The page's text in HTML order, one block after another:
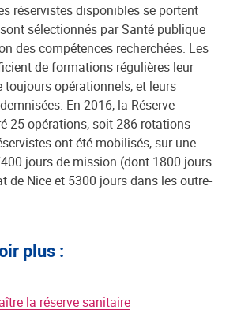
réservistes disponibles se portent
sélectionnés par Santé publique
des compétences recherchées. Les
de formations régulières leur
toujours opérationnels, et leurs
En 2016, la Réserve
25 opérations, soit 286 rotations
ont été mobilisés, sur une
jours de mission (dont 1800 jours
de Nice et 5300 jours dans les outre-
plus :
la réserve sanitaire